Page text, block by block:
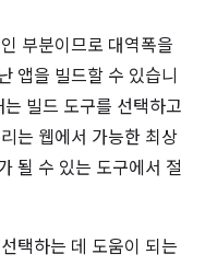
부분이므로 대역폭을
앱을 빌드할 수 있습니
빌드 도구를 선택하고
는 웹에서 가능한 최상
될 수 있는 도구에서 절
택하는 데 도움이 되는